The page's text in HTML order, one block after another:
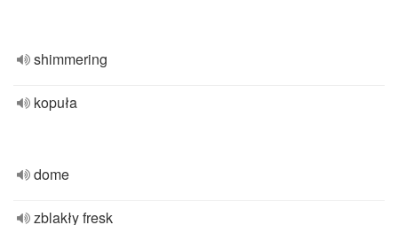
shimmering
kopuła
dome
zblakły fresk